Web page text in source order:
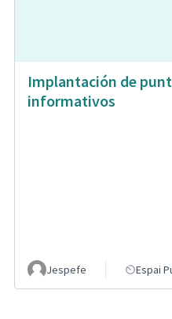
Implantación de
informativos
Jespefe Espai